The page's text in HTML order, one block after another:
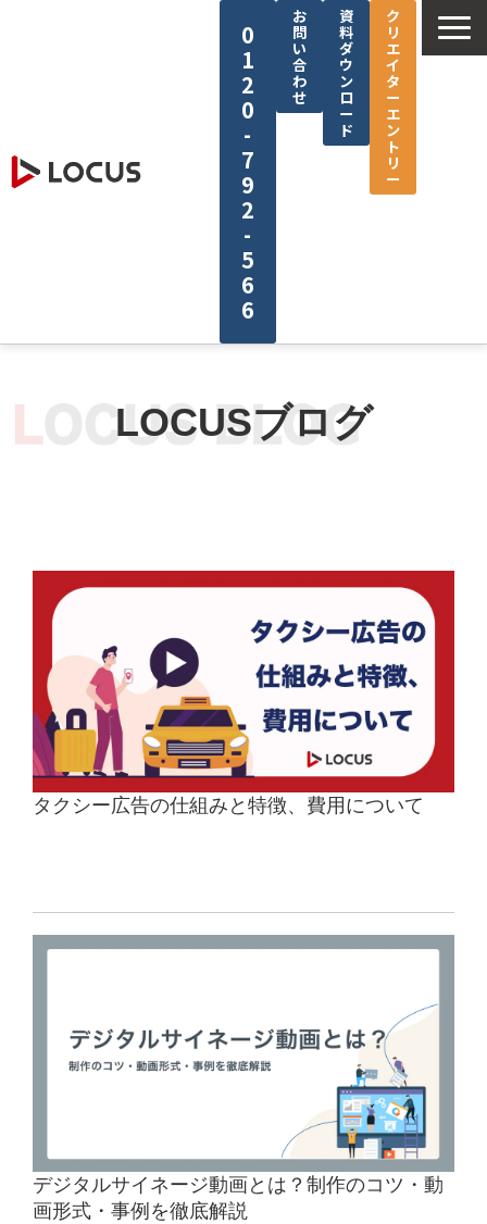
0
1
2
0
-
7
9
2
-
5
6
6
お
問
い
合
わ
せ
資
料
ダ
ウ
ン
ロ
ー
ド
ク
リ
エ
イ
タ
ー
エ
ン
ト
リ
ー
サービス
制作実績
LOCUSブログ
タクシー広告の仕組みと特徴、費用について
デジタルサイネージ動画とは？制作のコツ・動
画形式・事例を徹底解説